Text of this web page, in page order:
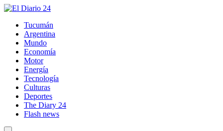
Tucumán
Argentina
Mundo
Economía
Motor
Energía
Tecnología
Culturas
Deportes
The Diary 24
Flash news